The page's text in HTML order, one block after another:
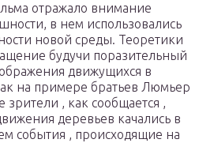
отражало внимание
в нем использовались
новой среды. Теоретики
будучи поразительный
движущихся в
на примере братьев Люмьер
зрители , как сообщается ,
деревьев качались в
события , происходящие на